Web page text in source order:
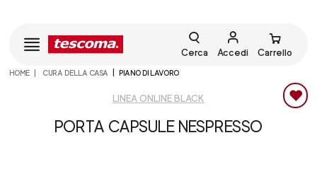
Cerca Accedi Carrello
HOME CURA DELLA CASA PIANO DI LAVORO
LINEA ONLINE BLACK
PORTA CAPSULE NESPRESSO